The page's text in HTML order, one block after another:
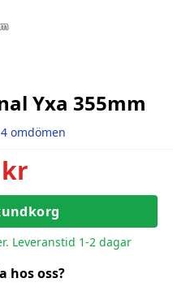
Yxa 355mm
4 omdömen
Leveranstid 1-2 dagar
hos oss?